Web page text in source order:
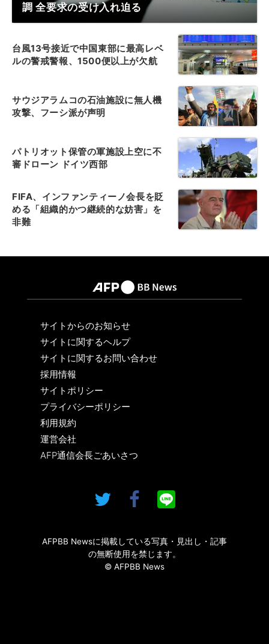
調 全要求の受け入れ迫る
台風13号接近で中国東部に最高レベ
ルの警戒警報、1500便以上が欠航
サウジアラムコの石油施設に無人機
攻撃、フーシ派が声明
パトリオット保管の軍施設上空に不
審ドローン ドイツ西部
FIFA、インファンティーノ会長を貶
める「組織的かつ継続的な妨害」を
非難
サイトからのお知らせ
サイトに関するヘルプ
サイトに関するお問い合わせ
採用情報
サイトポリシー
プライバシーポリシー
利用規約
運営会社
AFP通信会長ごあいさつ
AFPBB Newsに掲載している写真・見出し・記事
の無断使用を禁じます。
© AFPBB News